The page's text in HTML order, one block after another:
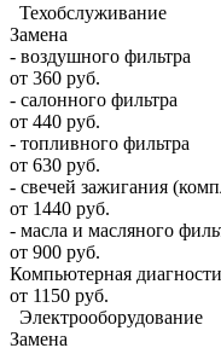
Техобслуживание
Замена
- воздушного фильтра
от 360 руб.
- салонного фильтра
от 440 руб.
- топливного фильтра
от 630 руб.
- свечей зажигания
от 1440 руб.
- масла и масляного
от 900 руб.
Компьютерная
от 1150 руб.
Электрооборудование
Замена